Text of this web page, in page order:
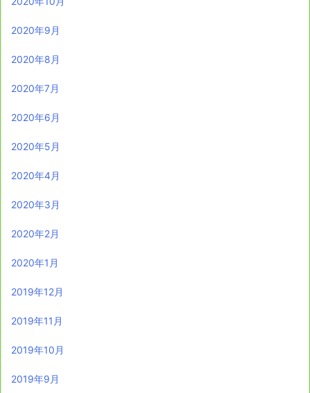
2020年9月
2020年8月
2020年7月
2020年6月
2020年5月
2020年4月
2020年3月
2020年2月
2020年1月
2019年12月
2019年11月
2019年10月
2019年9月